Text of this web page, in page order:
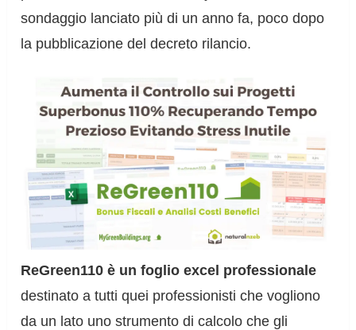
sondaggio lanciato più di un anno fa, poco dopo
la pubblicazione del decreto rilancio.
ReGreen110 è un foglio excel professionale
destinato a tutti quei professionisti che vogliono
da un lato uno strumento di calcolo che gli